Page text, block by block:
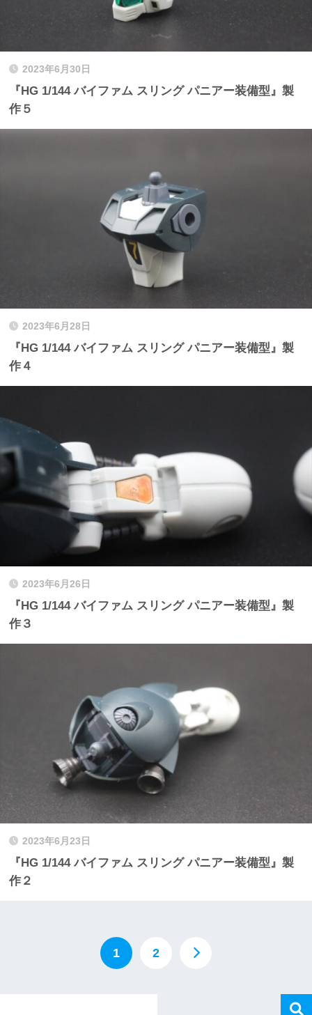
2023年6月30日
『HG 1/144 バイファム スリング パニアー装備型』製
作５
2023年6月28日
『HG 1/144 バイファム スリング パニアー装備型』製
作４
2023年6月26日
『HG 1/144 バイファム スリング パニアー装備型』製
作３
2023年6月23日
『HG 1/144 バイファム スリング パニアー装備型』製
作２
1 2